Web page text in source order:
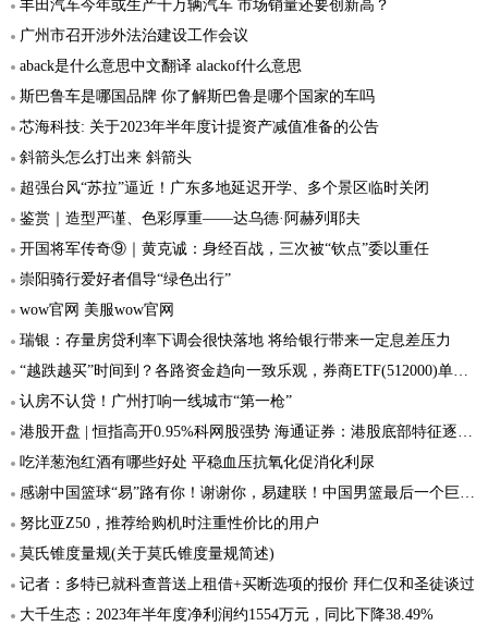
丰田汽车今年或生产千万辆汽车 市场销量还要创新高？
广州市召开涉外法治建设工作会议
aback是什么意思中文翻译 alackof什么意思
斯巴鲁车是哪国品牌 你了解斯巴鲁是哪个国家的车吗
芯海科技: 关于2023年半年度计提资产减值准备的公告
斜箭头怎么打出来 斜箭头
超强台风“苏拉”逼近！广东多地延迟开学、多个景区临时关闭
鉴赏｜造型严谨、色彩厚重——达乌德·阿赫列耶夫
开国将军传奇⑨｜黄克诚：身经百战，三次被“钦点”委以重任
崇阳骑行爱好者倡导“绿色出行”
wow官网 美服wow官网
瑞银：存量房贷利率下调会很快落地 将给银行带来一定息差压力
“越跌越买”时间到？各路资金趋向一致乐观，券商ETF(512000)单日获超3亿元增仓，杠杆资金同步加码
认房不认贷！广州打响一线城市“第一枪”
港股开盘 | 恒指高开0.95%科网股强势 海通证券：港股底部特征逐步显现
吃洋葱泡红酒有哪些好处 平稳血压抗氧化促消化利尿
感谢中国篮球“易”路有你！谢谢你，易建联！中国男篮最后一个巨星退役！
努比亚Z50，推荐给购机时注重性价比的用户
莫氏锥度量规(关于莫氏锥度量规简述)
记者：多特已就科查普送上租借+买断选项的报价 拜仁仅和圣徒谈过
大千生态：2023年半年度净利润约1554万元，同比下降38.49%